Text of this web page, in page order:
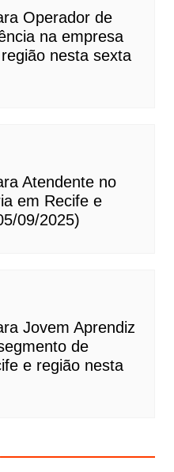
Operador de
na empresa
nesta sexta
Atendente no
em Recife e
09/2025)
Jovem Aprendiz
de
e região nesta